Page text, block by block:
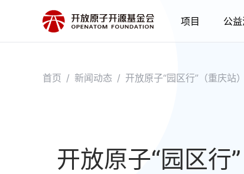
项目 公
首页 / 新闻动态 / 开放原子“园区行”（重庆站
开放原子“园区行